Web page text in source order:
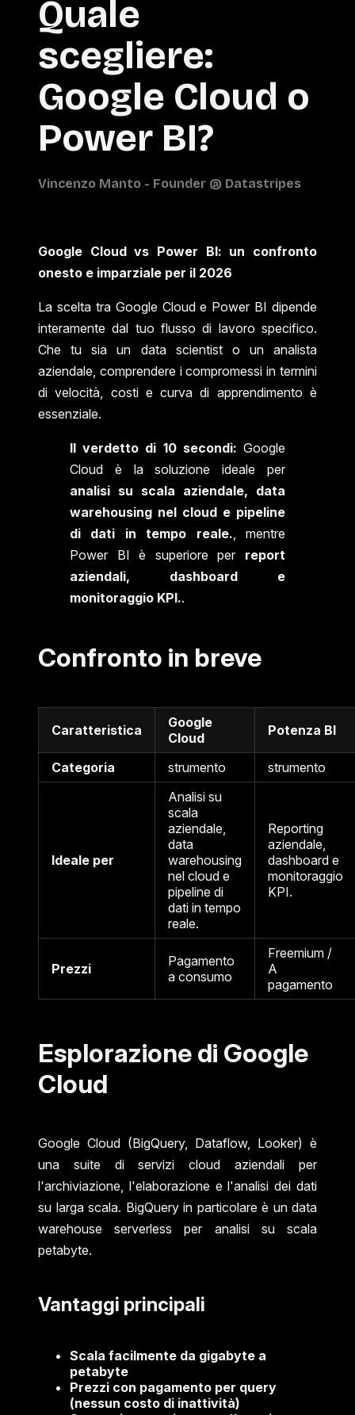
Quale
scegliere:
Google Cloud o
Power BI?
Google Cloud vs Power BI: un confronto
onesto e imparziale per il 2026
La scelta tra Google Cloud e Power BI dipende
interamente dal tuo flusso di lavoro specifico.
Che tu sia un data scientist o un analista
aziendale, comprendere i compromessi in termini
di velocità, costi e curva di apprendimento è
essenziale.
Il verdetto di 10 secondi: Google
Cloud è la soluzione ideale per
analisi su scala aziendale, data
warehousing nel cloud e pipeline
di dati in tempo reale. , mentre
Power BI è superiore per report
aziendali, dashboard e
monitoraggio KPI..
Confronto in breve
Caratteristica
Google
Cloud
Potenza BI
Categoria strumento strumento
Ideale per
Analisi su
scala
aziendale,
data
warehousing
nel cloud e
pipeline di
dati in tempo
reale.
Reporting
aziendale,
dashboard e
monitoraggio
KPI.
Prezzi
Pagamento
a consumo
Freemium /
A
pagamento
Esplorazione di Google
Cloud
Google Cloud (BigQuery, Dataflow, Looker) è
una suite di servizi cloud aziendali per
l'archiviazione, l'elaborazione e l'analisi dei dati
su larga scala. BigQuery in particolare è un data
warehouse serverless per analisi su scala
petabyte.
Vantaggi principali
Scala facilmente da gigabyte a
petabyte
Prezzi con pagamento per query
(nessun costo di inattività)